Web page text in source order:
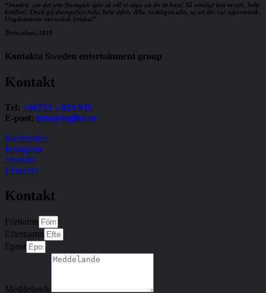
“Sandra, om det inte framgick igår så vill vi säga att du är bäst! Så otroligt bra musik, hela
kvällen! Tryck på dansgolvet hela, hela tiden. Alla, verkligen alla, sa att det var supermusik.
Ungdomarna var också lyriska!”
/Privatfest, 2019
Kontakta Sweden entertainment group
Kontakt
Tel: +46733 – 824 941
E-post: info@seglive.se
Facebook-f
Instagram
Youtube
Linkedin
Kontakt
Förnamn
Efternamn
Epost
Meddelande